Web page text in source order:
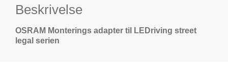
Beskrivelse
OSRAM Monterings adapter til LEDriving street
legal serien